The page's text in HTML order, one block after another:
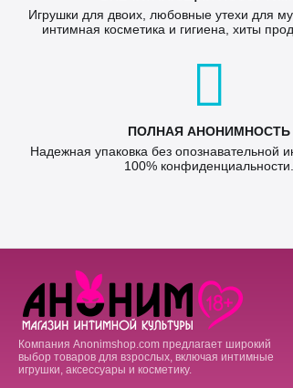
Игрушки для двоих, любовные утехи для
интимная косметика и гигиена, хиты
ПОЛНАЯ АНОНИМНОСТЬ
Надежная упаковка без опознавательной
100% конфиденциальности.
Компания Anonimshop.com предлагает широкий
выбор товаров для взрослых, включая интимные
игрушки, аксессуары и косметику.